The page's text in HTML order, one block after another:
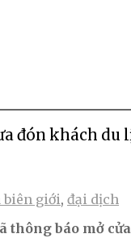
đón khách du
biên giới, đại dịch
thông báo mở